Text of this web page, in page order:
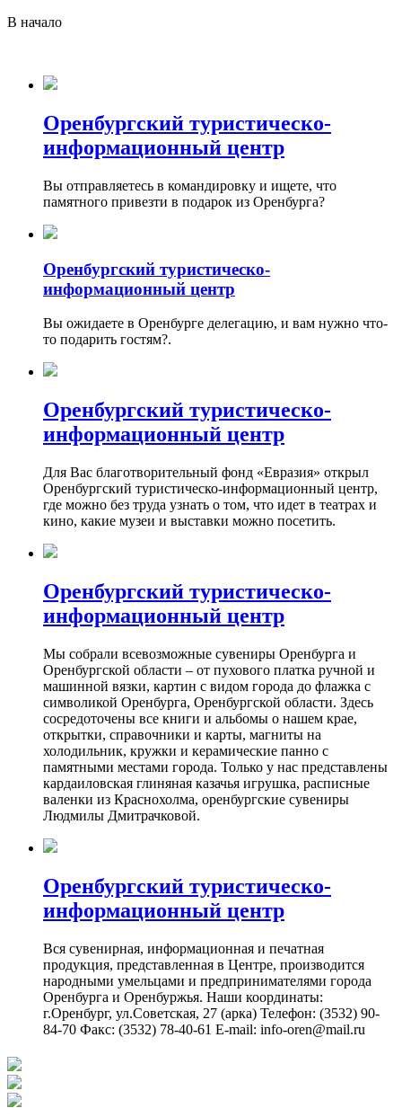
В начало
Оренбургский туристическо-
информационный центр
Вы отправляетесь в командировку и ищете, что
памятного привезти в подарок из Оренбурга?
Оренбургский туристическо-
информационный центр
Вы ожидаете в Оренбурге делегацию, и вам нужно что-
то подарить гостям?.
Оренбургский туристическо-
информационный центр
Для Вас благотворительный фонд «Евразия» открыл
Оренбургский туристическо-информационный центр,
где можно без труда узнать о том, что идет в театрах и
кино, какие музеи и выставки можно посетить.
Оренбургский туристическо-
информационный центр
Мы собрали всевозможные сувениры Оренбурга и
Оренбургской области – от пухового платка ручной и
машинной вязки, картин с видом города до флажка с
символикой Оренбурга, Оренбургской области. Здесь
сосредоточены все книги и альбомы о нашем крае,
открытки, справочники и карты, магниты на
холодильник, кружки и керамические панно с
памятными местами города. Только у нас представлены
кардаиловская глиняная казачья игрушка, расписные
валенки из Краснохолма, оренбургские сувениры
Людмилы Дмитрачковой.
Оренбургский туристическо-
информационный центр
Вся сувенирная, информационная и печатная
продукция, представленная в Центре, производится
народными умельцами и предпринимателями города
Оренбурга и Оренбуржья. Наши координаты:
г.Оренбург, ул.Советская, 27 (арка) Телефон: (3532) 90-
84-70 Факс: (3532) 78-40-61 E-mail: info-oren@mail.ru